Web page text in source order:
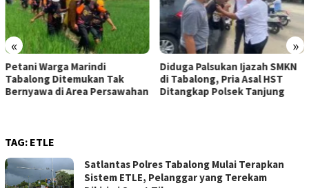
« »
Petani Warga Marindi
Tabalong Ditemukan Tak
Bernyawa di Area Persawahan
Diduga Palsukan Ijazah SMKN
di Tabalong, Pria Asal HST
Ditangkap Polsek Tanjung
TAG: ETLE
Satlantas Polres Tabalong Mulai Terapkan
Sistem ETLE, Pelanggar yang Terekam